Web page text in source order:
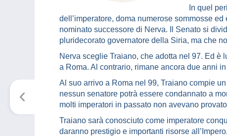
In quel
dell’imperatore, doma numerose sommosse
nominato successore di Nerva. Il Senato si
pluridecorato governatore della Siria, ma che
Nerva sceglie Traiano, che adotta nel 97. Ed
a Roma. Al contrario, rimane ancora due anni
Al suo arrivo a Roma nel 99, Traiano compie
nessun senatore potrà essere condannato a
molti imperatori in passato non avevano
Traiano sarà conosciuto come imperatore
daranno prestigio e importanti risorse